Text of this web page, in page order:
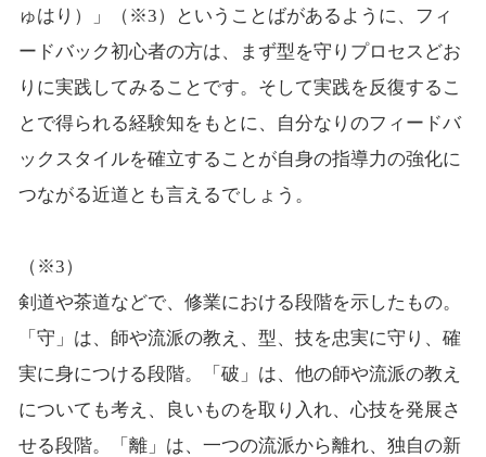
ゅはり）」（※3）ということばがあるように、フィ
ードバック初心者の方は、まず型を守りプロセスどお
りに実践してみることです。そして実践を反復するこ
とで得られる経験知をもとに、自分なりのフィードバ
ックスタイルを確立することが自身の指導力の強化に
つながる近道とも言えるでしょう。
（※3）
剣道や茶道などで、修業における段階を示したもの。
「守」は、師や流派の教え、型、技を忠実に守り、確
実に身につける段階。「破」は、他の師や流派の教え
についても考え、良いものを取り入れ、心技を発展さ
せる段階。「離」は、一つの流派から離れ、独自の新